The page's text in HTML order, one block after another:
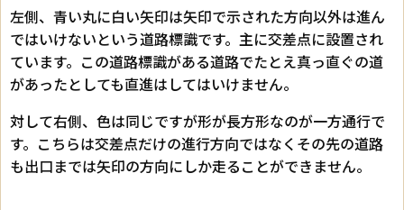
左側、青い丸に白い矢印は矢印で示された方向以外は進ん
ではいけないという道路標識です。主に交差点に設置され
ています。この道路標識がある道路でたとえ真っ直ぐの道
があったとしても直進はしてはいけません。
対して右側、色は同じですが形が長方形なのが一方通行で
す。こちらは交差点だけの進行方向ではなくその先の道路
も出口までは矢印の方向にしか走ることができません。